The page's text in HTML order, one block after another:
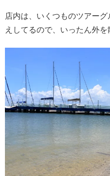
店内は、いくつものツアー
えしてるので、いったん外を